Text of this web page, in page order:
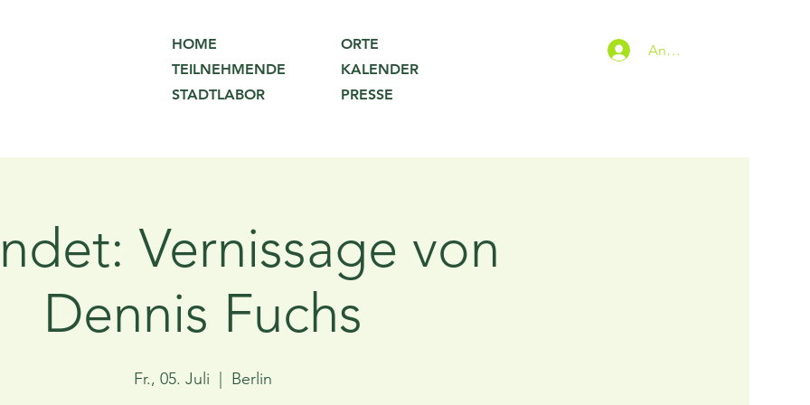
ORTE
KALENDER
PRESSE
Anmelden
HOME
TEILNEHMENDE
STADTLABOR
Vernissage von
Dennis Fuchs
Fr., 05. Juli Berlin